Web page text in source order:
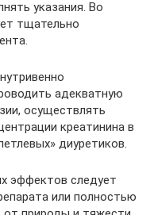
указания. Во
тщательно
адекватную
осуществлять
креатинина в
диуретиков.
эффектов следует
или полностью